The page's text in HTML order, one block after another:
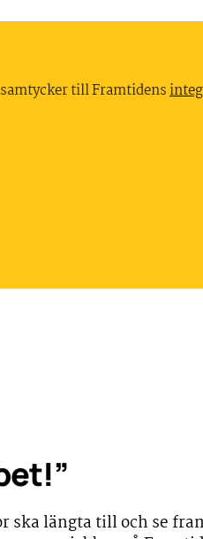
samtycker till Framtidens
ska längta till och se